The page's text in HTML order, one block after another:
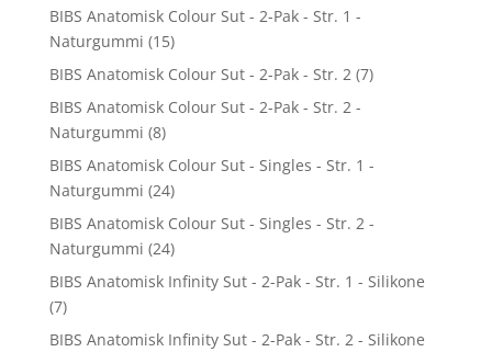
BIBS Anatomisk Colour Sut - 2-Pak - Str. 1 -
Naturgummi (15)
BIBS Anatomisk Colour Sut - 2-Pak - Str. 2 (7)
BIBS Anatomisk Colour Sut - 2-Pak - Str. 2 -
Naturgummi (8)
BIBS Anatomisk Colour Sut - Singles - Str. 1 -
Naturgummi (24)
BIBS Anatomisk Colour Sut - Singles - Str. 2 -
Naturgummi (24)
BIBS Anatomisk Infinity Sut - 2-Pak - Str. 1 - Silikone
(7)
BIBS Anatomisk Infinity Sut - 2-Pak - Str. 2 - Silikone